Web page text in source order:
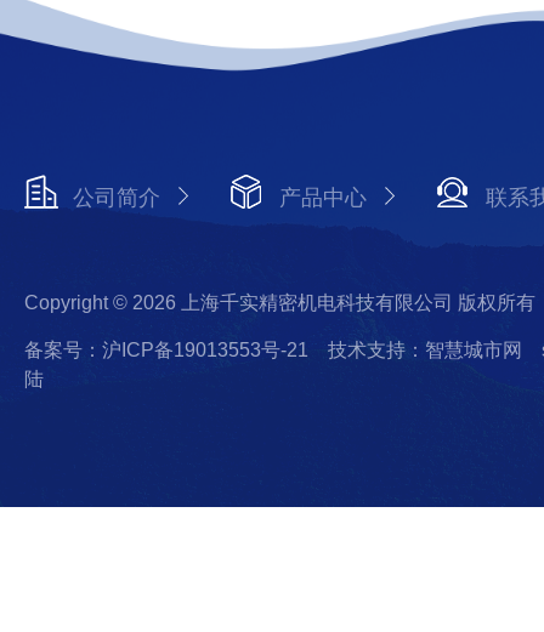
公司简介 产品中心 联系
Copyright © 2026 上海千实精密机电科技有限公司 版权所有
备案号：沪ICP备19013553号-21 技术支持：智慧城市网
陆